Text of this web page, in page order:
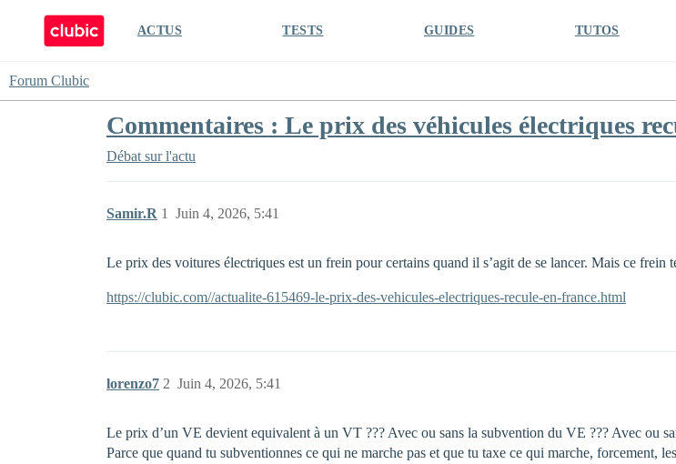
ACTUS TESTS GUIDES TUTOS
Forum Clubic
Commentaires : Le prix des véhicules électriques
Débat sur l'actu
Samir.R Juin 4, 2026, 5:41
1
Le prix des voitures électriques est un frein pour certains quand il s’agit de se lancer. Mais ce frein
https://clubic.com//actualite-615469-le-prix-des-vehicules-electriques-recule-en-france.html
lorenzo7 Juin 4, 2026, 5:41
2
Le prix d’un VE devient equivalent à un VT ??? Avec ou sans la subvention du VE ??? Avec ou
Parce que quand tu subventionnes ce qui ne marche pas et que tu taxe ce qui marche, forcement,